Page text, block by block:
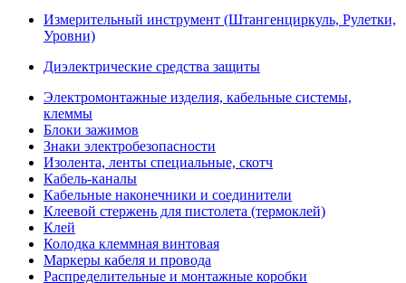
Измерительный инструмент (Штангенциркуль, Рулетки,
Уровни)
Диэлектрические средства защиты
Электромонтажные изделия, кабельные системы,
клеммы
Блоки зажимов
Знаки электробезопасности
Изолента, ленты специальные, скотч
Кабель-каналы
Кабельные наконечники и соединители
Клеевой стержень для пистолета (термоклей)
Клей
Колодка клеммная винтовая
Маркеры кабеля и провода
Распределительные и монтажные коробки